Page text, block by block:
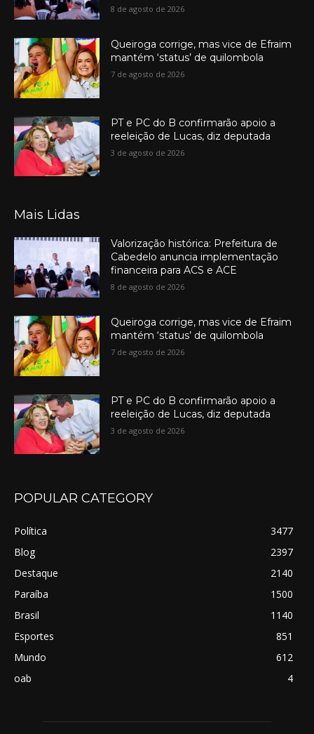
8 de agosto de 2026
Queiroga corrige, mas vice de Efraim
mantém ‘status’ de quilombola
7 de agosto de 2026
PT e PC do B confirmarão apoio a
reeleição de Lucas, diz deputada
3 de agosto de 2026
Mais Lidas
Valorização histórica: Prefeitura de
Cabedelo anuncia implementação
financeira para ACS e ACE
8 de agosto de 2026
Queiroga corrige, mas vice de Efraim
mantém ‘status’ de quilombola
7 de agosto de 2026
PT e PC do B confirmarão apoio a
reeleição de Lucas, diz deputada
3 de agosto de 2026
POPULAR CATEGORY
Política
3477
Blog
2397
Destaque
2140
Paraíba
1500
Brasil
1140
Esportes
851
Mundo
612
oab
4